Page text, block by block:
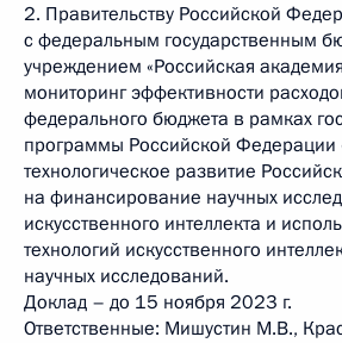
2. Правительству Российской
с федеральным государственным
учреждением «Российская
мониторинг эффективности
федерального бюджета в рамках
программы Российской Федерации
технологическое развитие
на финансирование научных
искусственного интеллекта и
технологий искусственного
научных исследований.
Доклад – до 15 ноября 2023 г.
Ответственные: Мишустин М.В.,